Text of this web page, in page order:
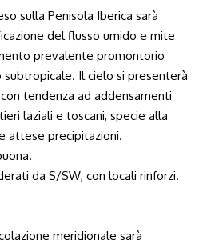
sulla Penisola Iberica sarà
del flusso umido e mite
prevalente promontorio
Il cielo si presenterà
tendenza ad addensamenti
laziali e toscani, specie alla
attese precipitazioni.
da S/SW, con locali rinforzi.
meridionale sarà